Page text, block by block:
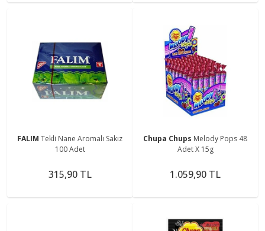
FALIM Tekli Nane Aromalı Sakız
100 Adet
315,90 TL
Chupa Chups Melody Pops 48
Adet X 15g
1.059,90 TL